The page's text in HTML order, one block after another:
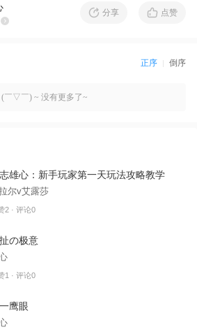
分享 点赞
正序 倒序
(￣▽￣) ~ 没有更多了~
雄心：新手玩家第一天玩法攻略教学
尔v艾露莎
2 · 评论0
の极意
1 · 评论0
鹰眼